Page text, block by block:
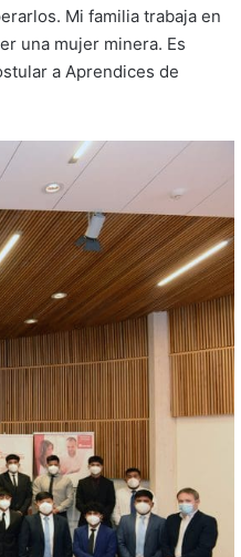
Mi familia trabaja en
una mujer minera. Es
a Aprendices de